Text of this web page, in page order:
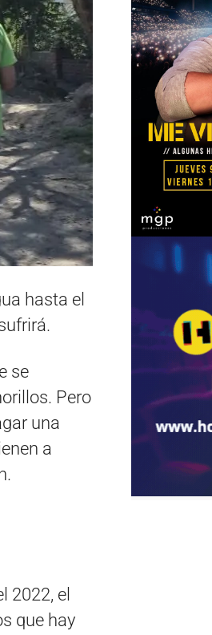
hasta el
se
Pero
una
a
2022, el
que hay